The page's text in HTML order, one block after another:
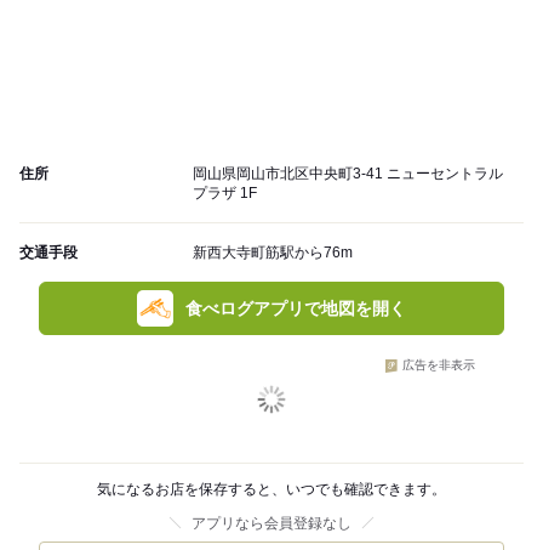
住所
岡山県岡山市北区中央町3-41 ニューセントラル
プラザ 1F
交通手段 新西大寺町筋駅から76m
食べログアプリで地図を開く
広告を非表示
気になるお店を保存すると、いつでも確認できます。
アプリなら会員登録なし